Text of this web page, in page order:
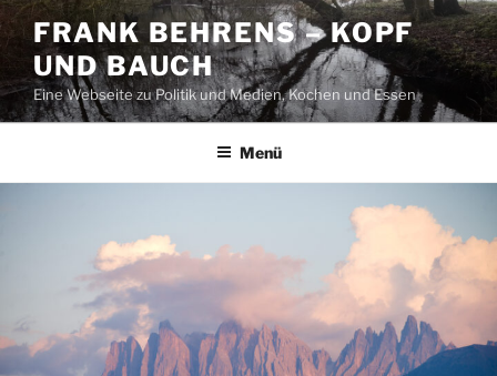
Zum
Inhalt
springen
FRANK BEHRENS – KOPF
UND BAUCH
Eine Webseite zu Politik und Medien, Kochen und Essen
Menü